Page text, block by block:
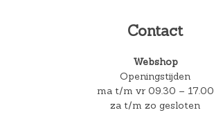
Contact
Webshop
Openingstijden
ma t/m vr 09.30 – 17.00
za t/m zo gesloten